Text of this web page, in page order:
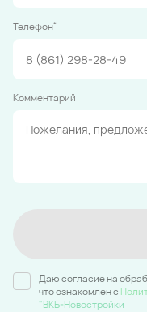
Телефон*
Комментарий
Даю согласие на
что ознакомлен c
"ВКБ-Новостройки